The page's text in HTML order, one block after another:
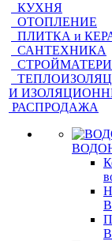
КУХНЯ
ОТОПЛЕНИЕ
ПЛИТКА и
САНТЕХНИКА
И
РАСПРОДАЖА